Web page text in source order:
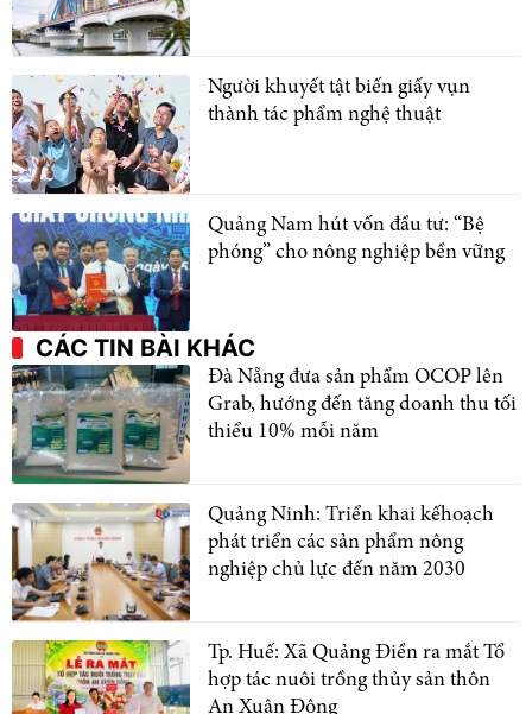
Người khuyết tật biến giấy vụn
thành tác phẩm nghệ thuật
Quảng Nam hút vốn đầu tư: “Bệ
phóng” cho nông nghiệp bền vững
CÁC TIN BÀI KHÁC
Đà Nẵng đưa sản phẩm OCOP lên
Grab, hướng đến tăng doanh thu tối
thiểu 10% mỗi năm
Quảng Ninh: Triển khai kếhoạch
phát triển các sản phẩm nông
nghiệp chủ lực đến năm 2030
Tp. Huế: Xã Quảng Điền ra mắt Tổ
hợp tác nuôi trồng thủy sản thôn
An Xuân Đông